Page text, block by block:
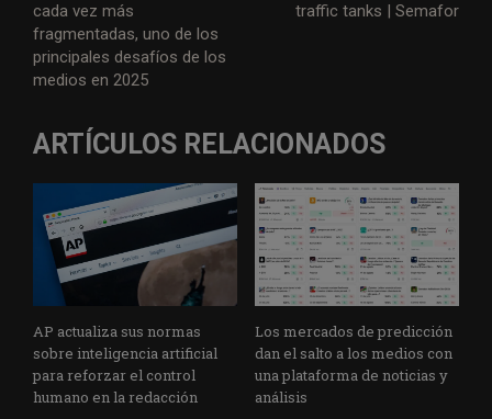
cada vez más
fragmentadas, uno de los
principales desafíos de los
medios en 2025
traffic tanks | Semafor
ARTÍCULOS RELACIONADOS
AP actualiza sus normas
sobre inteligencia artificial
para reforzar el control
humano en la redacción
Los mercados de predicción
dan el salto a los medios con
una plataforma de noticias y
análisis